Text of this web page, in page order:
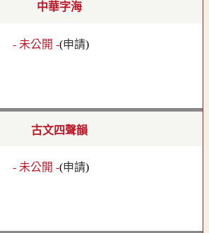
中華字海
- 未公開 -(申請)
古文四聲韻
- 未公開 -(申請)